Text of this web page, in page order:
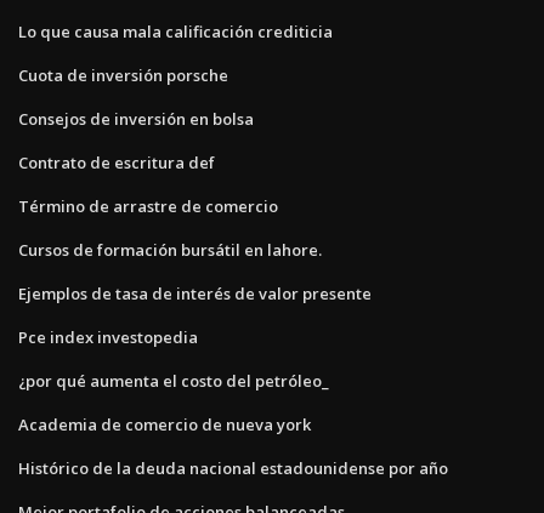
Lo que causa mala calificación crediticia
Cuota de inversión porsche
Consejos de inversión en bolsa
Contrato de escritura def
Término de arrastre de comercio
Cursos de formación bursátil en lahore.
Ejemplos de tasa de interés de valor presente
Pce index investopedia
¿por qué aumenta el costo del petróleo_
Academia de comercio de nueva york
Histórico de la deuda nacional estadounidense por año